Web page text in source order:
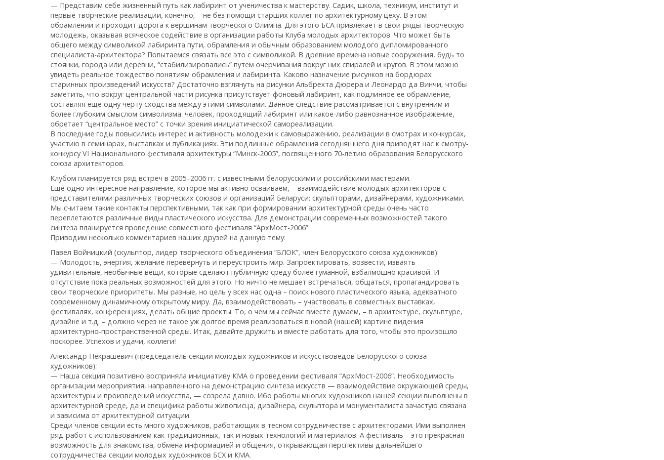
— Представим себе жизненный путь как лабиринт от ученичества к мастерству. Садик, школа, техникум, институт и
первые творческие реализации, конечно, не без помощи старших коллег по архитектурному цеху. В этом
обрамлении и проходит дорога к вершинам творческого Олимпа. Для этого БСА привлекает в свои ряды творческую
молодежь, оказывая всяческое содействие в организации работы Клуба молодых архитекторов. Что может быть
общего между символикой лабиринта пути, обрамления и обычным образованием молодого дипломированного
специалиста-архитектора? Попытаемся связать все это с символикой. В древние времена новые сооружения, будь то
стоянки, города или деревни, “стабилизировались” путем очерчивания вокруг них спиралей и кругов. В этом можно
увидеть реальное тождество понятиям обрамления и лабиринта. Каково назначение рисунков на бордюрах
старинных произведений искусств? Достаточно взглянуть на рисунки Альбрехта Дюрера и Леонардо да Винчи, чтобы
заметить, что вокруг центральной части рисунка присутствует фоновый лабиринт, как подлинное ее обрамление,
составляя еще одну черту сходства между этими символами. Данное следствие рассматривается с внутренним и
более глубоким смыслом символизма: человек, проходящий лабиринт или какое-либо равнозначное изображение,
обретает “центральное место” с точки зрения инициатической самореализации.
В последние годы повысились интерес и активность молодежи к самовыражению, реализации в смотрах и конкурсах,
участию в семинарах, выставках и публикациях. Эти подлинные обрамления сегодняшнего дня приводят нас к смотру-
конкурсу VI Национального фестиваля архитектуры “Минск-2005”, посвященного 70-летию образования Белорусского
союза архитекторов.
Клубом планируется ряд встреч в 2005–2006 гг. с известными белорусскими и российскими мастерами.
Еще одно интересное направление, которое мы активно осваиваем, – взаимодействие молодых архитекторов с
представителями различных творческих союзов и организаций Беларуси: скульпторами, дизайнерами, художниками.
Мы считаем такие контакты перспективными, так как при формировании архитектурной среды очень часто
переплетаются различные виды пластического искусства. Для демонстрации современных возможностей такого
синтеза планируется проведение совместного фестиваля “АрхМост-2006”.
Приводим несколько комментариев наших друзей на данную тему:
Павел Войницкий (скульптор, лидер творческого объединения “БЛОК”, член Белорусского союза художников):
— Молодость, энергия, желание перевернуть и переустроить мир. Запроектировать, возвести, изваять
удивительные, необычные вещи, которые сделают публичную среду более гуманной, взбалмошно красивой. И
отсутствие пока реальных возможностей для этого. Но ничто не мешает встречаться, общаться, пропагандировать
свои творческие приоритеты. Мы разные, но цель у всех нас одна – поиск нового пластического языка, адекватного
современному динамичному открытому миру. Да, взаимодействовать – участвовать в совместных выставках,
фестивалях, конференциях, делать общие проекты. То, о чем мы сейчас вместе думаем, – в архитектуре, скульптуре,
дизайне и т.д. – должно через не такое уж долгое время реализоваться в новой (нашей) картине видения
архитектурно-пространственной среды. Итак, давайте дружить и вместе работать для того, чтобы это произошло
поскорее. Успехов и удачи, коллеги!
Александр Некрашевич (председатель секции молодых художников и искусствоведов Белорусского союза
художников):
— Наша секция позитивно восприняла инициативу КМА о проведении фестиваля “АрхМост-2006”. Необходимость
организации мероприятия, направленного на демонстрацию синтеза искусств — взаимодействие окружающей среды,
архитектуры и произведений искусства, — созрела давно. Ибо работы многих художников нашей секции выполнены в
архитектурной среде, да и специфика работы живописца, дизайнера, скульптора и монументалиста зачастую связана
и зависима от архитектурной ситуации.
Среди членов секции есть много художников, работающих в тесном сотрудничестве с архитекторами. Ими выполнен
ряд работ с использованием как традиционных, так и новых технологий и материалов. А фестиваль – это прекрасная
возможность для знакомства, обмена информацией и общения, открывающая перспективы дальнейшего
сотрудничества секции молодых художников БСХ и КМА.